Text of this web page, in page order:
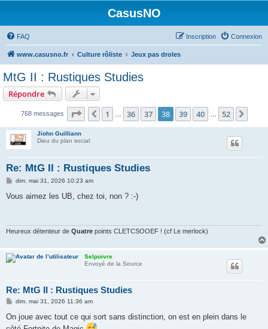
CasusNO
FAQ Connexion
Inscription
www.casusno.fr Culture rôliste Jeux pas droles
MtG II : Rustiques Studies
Répondre
768 messages Page 38 sur 52
Précédent
1 36 37 38 39 40 52
Jiohn Guilliann
Dieu du plan social
Re: MtG II : Rustiques Studies
M
s
dim. mai 31, 2026 10:23 am
Vous aimez les UB, chez toi, non ? :-)
Heureux détenteur de Quatre points CLETCSOOEF ! (cf Le merlock)
Selpoivre
Envoyé de la Source
Re: MtG II : Rustiques Studies
M
s
dim. mai 31, 2026 11:36 am
On joue avec tout ce qui sort sans distinction, on est en plein dans le